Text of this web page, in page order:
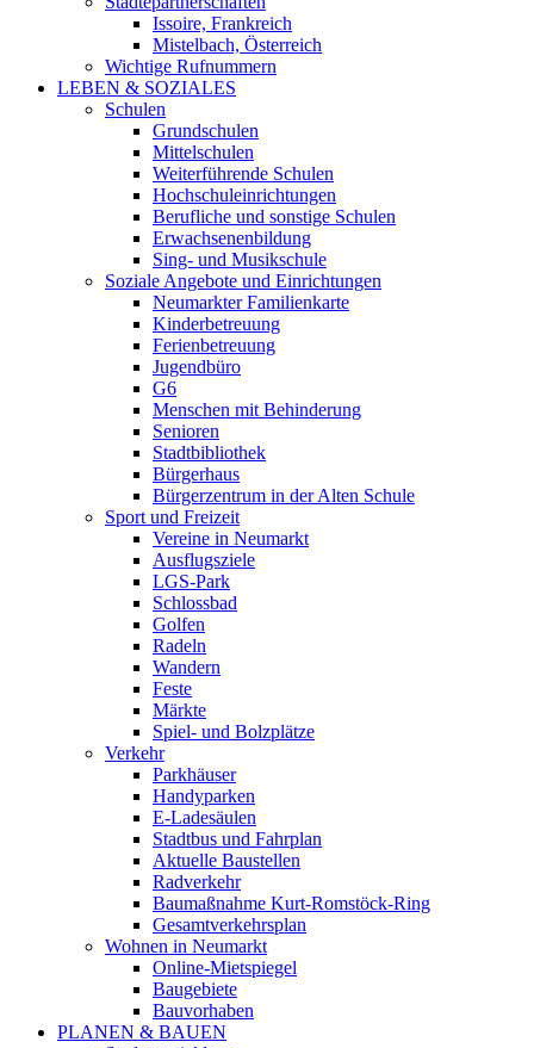
Issoire, Frankreich
Mistelbach, Österreich
Wichtige Rufnummern
LEBEN & SOZIALES
Schulen
Grundschulen
Mittelschulen
Weiterführende Schulen
Hochschuleinrichtungen
Berufliche und sonstige Schulen
Erwachsenenbildung
Sing- und Musikschule
Soziale Angebote und Einrichtungen
Neumarkter Familienkarte
Kinderbetreuung
Ferienbetreuung
Jugendbüro
G6
Menschen mit Behinderung
Senioren
Stadtbibliothek
Bürgerhaus
Bürgerzentrum in der Alten Schule
Sport und Freizeit
Vereine in Neumarkt
Ausflugsziele
LGS-Park
Schlossbad
Golfen
Radeln
Wandern
Feste
Märkte
Spiel- und Bolzplätze
Verkehr
Parkhäuser
Handyparken
E-Ladesäulen
Stadtbus und Fahrplan
Aktuelle Baustellen
Radverkehr
Baumaßnahme Kurt-Romstöck-Ring
Gesamtverkehrsplan
Wohnen in Neumarkt
Online-Mietspiegel
Baugebiete
Bauvorhaben
PLANEN & BAUEN